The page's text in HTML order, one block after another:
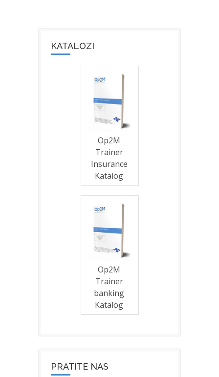
KATALOZI
Op2M
Trainer
Insurance
Katalog
Op2M
Trainer
banking
Katalog
PRATITE NAS